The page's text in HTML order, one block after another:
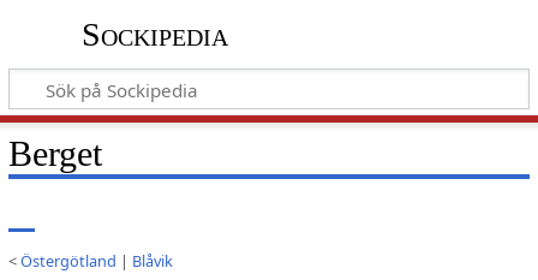
Sockipedia
Berget
<Östergötland | Blåvik